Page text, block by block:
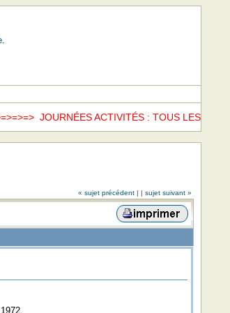
.
JOURNÉES ACTIVITÉS : TOUS LES
« sujet précédent | | sujet suivant »